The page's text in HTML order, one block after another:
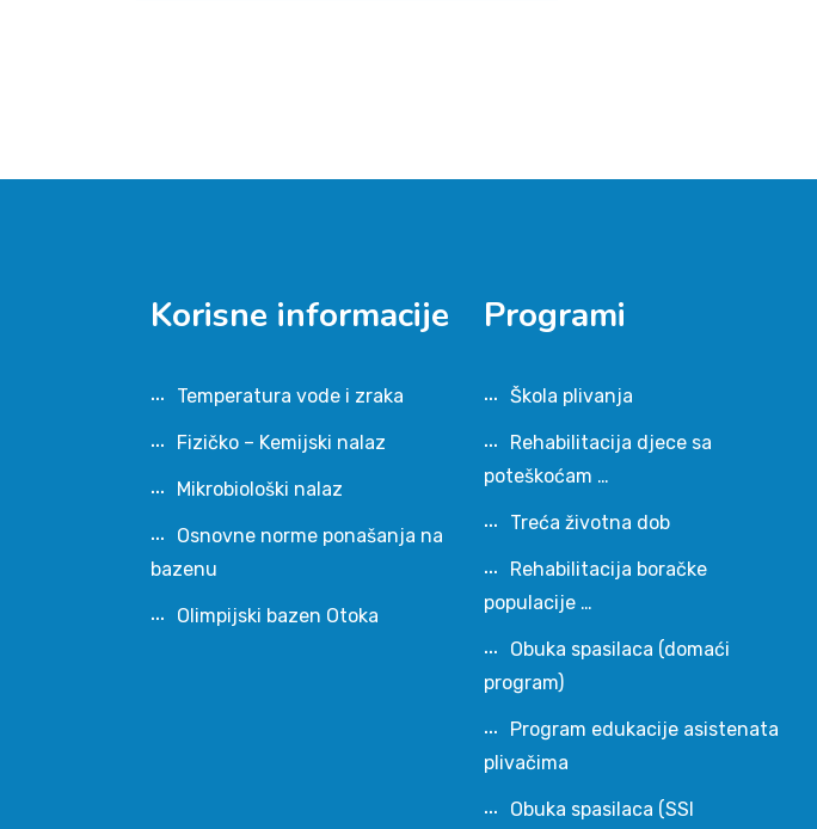
Korisne informacije
Temperatura vode i zraka
Fizičko – Kemijski nalaz
Mikrobiološki nalaz
Osnovne norme ponašanja na
bazenu
Olimpijski bazen Otoka
Programi
Škola plivanja
Rehabilitacija djece sa
poteškoćam …
Treća životna dob
Rehabilitacija boračke
populacije …
Obuka spasilaca (domaći
program)
Program edukacije asistenata
plivačima
Obuka spasilaca (SSI